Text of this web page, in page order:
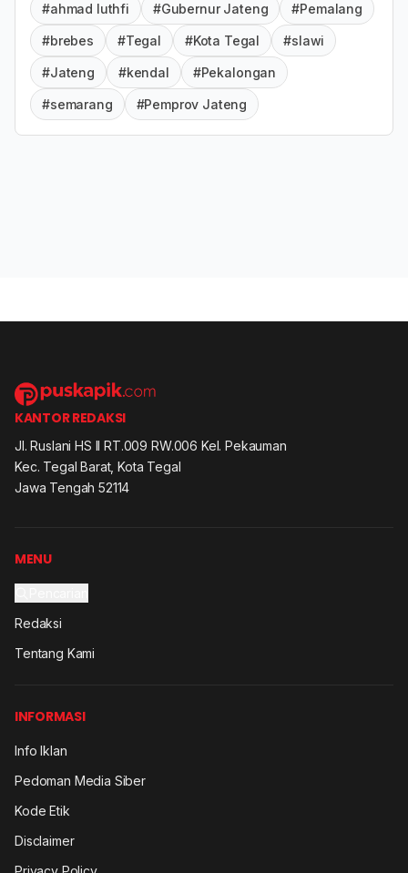
#ahmad luthfi #Gubernur Jateng #Pemalang
#brebes #Tegal #Kota Tegal #slawi
#Jateng #kendal #Pekalongan
#semarang #Pemprov Jateng
KANTOR REDAKSI
Jl. Ruslani HS II RT.009 RW.006 Kel. Pekauman
Kec. Tegal Barat, Kota Tegal
Jawa Tengah 52114
MENU
Redaksi
Tentang Kami
INFORMASI
Info Iklan
Pedoman Media Siber
Kode Etik
Disclaimer